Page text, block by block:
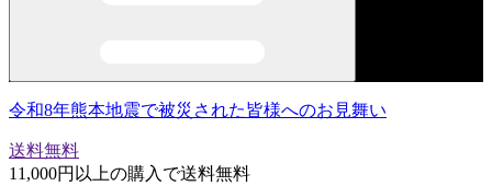
令和8年熊本地震で被災された皆様へのお見舞い
送料無料
11,000円以上の購入で送料無料